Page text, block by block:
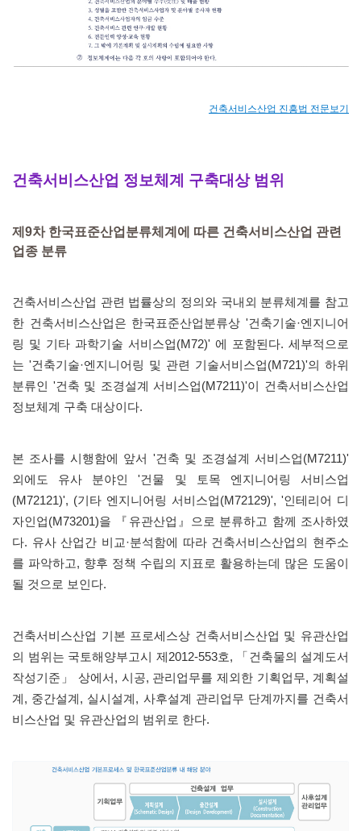
건축서비스산업 진흥법 전문보기
건축서비스산업 정보체계 구축대상 범위
제9차 한국표준산업분류체계에 따른 건축서비스산업 관련
업종 분류
건축서비스산업 관련 법률상의 정의와 국내외 분류체계를 참고
한 건축서비스산업은 한국표준산업분류상 '건축기술·엔지니어
링 및 기타 과학기술 서비스업(M72)' 에 포함된다. 세부적으로
는 '건축기술·엔지니어링 및 관련 기술서비스업(M721)'의 하위
분류인 '건축 및 조경설계 서비스업(M7211)'이 건축서비스산업
정보체계 구축 대상이다.
본 조사를 시행함에 앞서 '건축 및 조경설계 서비스업(M7211)'
외에도 유사 분야인 '건물 및 토목 엔지니어링 서비스업
(M72121)', (기타 엔지니어링 서비스업(M72129)', '인테리어 디
자인업(M73201)을 『유관산업』으로 분류하고 함께 조사하였
다. 유사 산업간 비교·분석함에 따라 건축서비스산업의 현주소
를 파악하고, 향후 정책 수립의 지표로 활용하는데 많은 도움이
될 것으로 보인다.
건축서비스산업 기본 프로세스상 건축서비스산업 및 유관산업
의 범위는 국토해양부고시 제2012-553호, 「건축물의 설계도서
작성기준」 상에서, 시공, 관리업무를 제외한 기획업무, 계획설
계, 중간설계, 실시설계, 사후설계 관리업무 단계까지를 건축서
비스산업 및 유관산업의 범위로 한다.